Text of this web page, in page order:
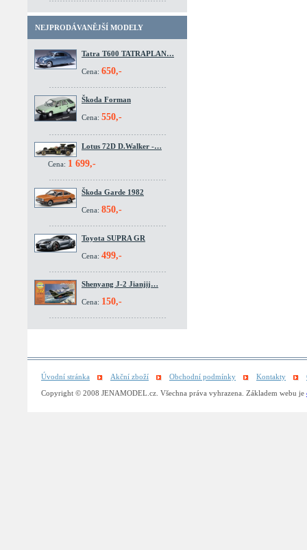
NEJPRODÁVANĚJŠÍ MODELY
Tatra T600 TATRAPLAN…
Cena: 650,-
Škoda Forman
Cena: 550,-
Lotus 72D D.Walker -…
Cena: 1 699,-
Škoda Garde 1982
Cena: 850,-
Toyota SUPRA GR
Cena: 499,-
Shenyang J-2 Jianjij…
Cena: 150,-
Úvodní stránka Akční zboží Obchodní podmínky Kontakty
Copyright © 2008 JENAMODEL.cz. Všechna práva vyhrazena. Základem webu je